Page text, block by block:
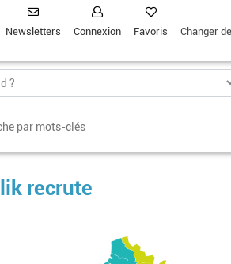
Newsletters Connexion Favoris Changer
recrute